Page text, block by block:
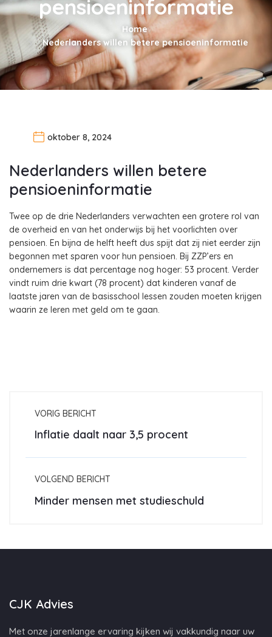
pensioeninformatie
Home
Nederlanders willen betere pensioeninformatie
oktober 8, 2024
Nederlanders willen betere
pensioeninformatie
Twee op de drie Nederlanders verwachten een grotere rol van
de overheid en van het onderwijs bij het voorlichten over
pensioen. En bijna de helft heeft dus spijt dat zij niet eerder zijn
begonnen met sparen voor hun pensioen. Bij ZZP’ers en
ondernemers is dat percentage nog hoger: 53 procent. Verder
vindt ruim drie kwart (78 procent) dat kinderen vanaf de
laatste jaren van de basisschool lessen zouden moeten krijgen
waarin ze leren met geld om te gaan.
VORIG BERICHT
Inflatie daalt naar 3,5 procent
VOLGEND BERICHT
Minder mensen met studieschuld
CJK Advies
Met onze jarenlange ervaring kijken wij vakkundig naar uw